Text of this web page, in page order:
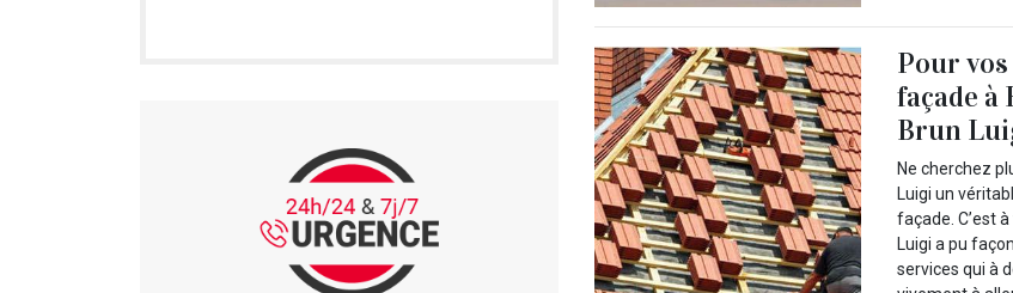
Pour
façade à
Brun
Ne cherchez
Luigi un
façade. C’est
Luigi a pu
services qui à